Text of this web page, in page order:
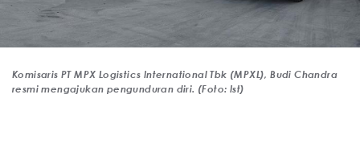
Komisaris PT MPX Logistics International Tbk (MPXL), Budi Chandra
resmi mengajukan pengunduran diri. (Foto: Ist)